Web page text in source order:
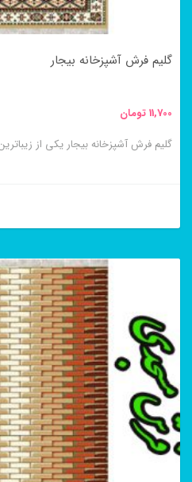
صفحه
انتخاب
شوند
گلیم فرش آشپزخانه بیجار
11,700تومان
گلیم فرش آشپزخانه بیجار یکی از
محصول
مختلفی
می
باشد.
گزینه
ها